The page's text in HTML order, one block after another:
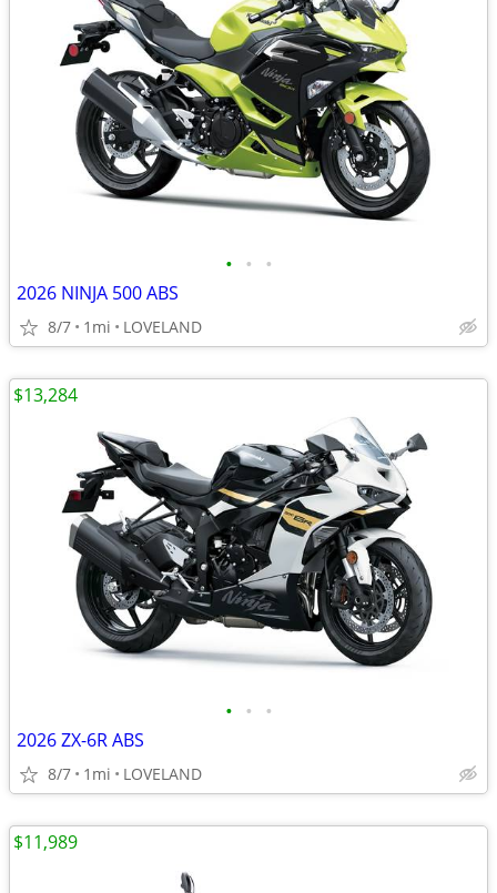
• • •
2026 NINJA 500 ABS
8/7 1mi LOVELAND
• • •
2026 ZX-6R ABS
8/7 1mi LOVELAND
$13,284
$11,989